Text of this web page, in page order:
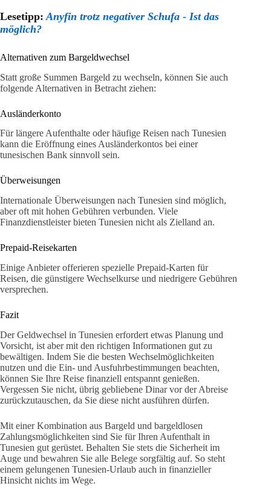
Lesetipp: Anyfin trotz negativer Schufa - Ist das
möglich?
Alternativen zum Bargeldwechsel
Statt große Summen Bargeld zu wechseln, können Sie auch
folgende Alternativen in Betracht ziehen:
Ausländerkonto
Für längere Aufenthalte oder häufige Reisen nach Tunesien
kann die Eröffnung eines Ausländerkontos bei einer
tunesischen Bank sinnvoll sein.
Überweisungen
Internationale Überweisungen nach Tunesien sind möglich,
aber oft mit hohen Gebühren verbunden. Viele
Finanzdienstleister bieten Tunesien nicht als Zielland an.
Prepaid-Reisekarten
Einige Anbieter offerieren spezielle Prepaid-Karten für
Reisen, die günstigere Wechselkurse und niedrigere Gebühren
versprechen.
Fazit
Der Geldwechsel in Tunesien erfordert etwas Planung und
Vorsicht, ist aber mit den richtigen Informationen gut zu
bewältigen. Indem Sie die besten Wechselmöglichkeiten
nutzen und die Ein- und Ausfuhrbestimmungen beachten,
können Sie Ihre Reise finanziell entspannt genießen.
Vergessen Sie nicht, übrig gebliebene Dinar vor der Abreise
zurückzutauschen, da Sie diese nicht ausführen dürfen.
Mit einer Kombination aus Bargeld und bargeldlosen
Zahlungsmöglichkeiten sind Sie für Ihren Aufenthalt in
Tunesien gut gerüstet. Behalten Sie stets die Sicherheit im
Auge und bewahren Sie alle Belege sorgfältig auf. So steht
einem gelungenen Tunesien-Urlaub auch in finanzieller
Hinsicht nichts im Wege.